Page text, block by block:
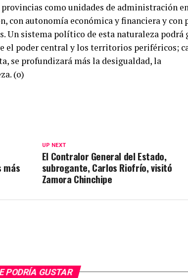
como unidades de administración
con autonomía económica y financiera y con
Un sistema político de esta naturaleza podrá
el poder central y los territorios periféricos;
se profundizará más la desigualdad, la
(o)
UP NEXT
El Contralor General del Estado,
subrogante, Carlos Riofrío, visitó
Zamora Chinchipe
más
PODRÍA GUSTAR